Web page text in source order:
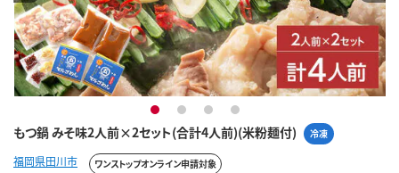
もつ鍋 みそ味2人前×2セット(合計4人前)(米粉麺付) 冷凍
1 2 3 4
福岡県田川市 ワンストップオンライン申請対象